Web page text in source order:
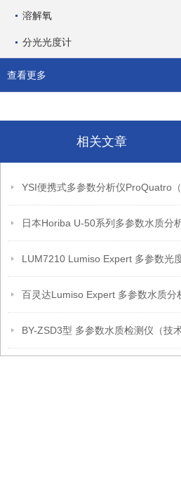
溶解氧
分光光度计
查看更多
相关文章